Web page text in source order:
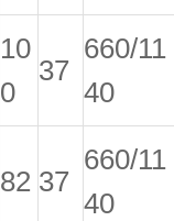
10
0
37
660/11
40
82 37
660/11
40